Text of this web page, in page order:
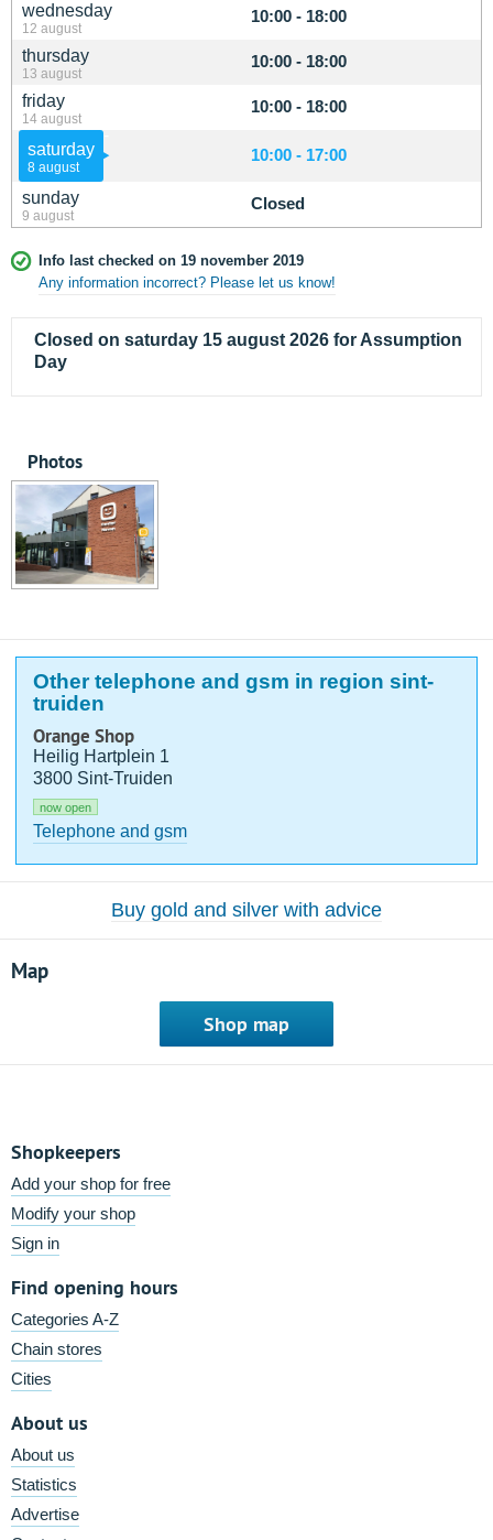
wednesday
12 august
10:00 - 18:00
thursday
13 august
10:00 - 18:00
friday
14 august
10:00 - 18:00
saturday
8 august
10:00 - 17:00
sunday
9 august
Closed
Info last checked on 19 november 2019
Any information incorrect? Please let us know!
Closed on saturday 15 august 2026 for Assumption
Day
Photos
Other telephone and gsm in region sint-
truiden
Orange Shop
Heilig Hartplein 1
3800 Sint-Truiden
now open
Telephone and gsm
Buy gold and silver with advice
Map
Shop map
Shopkeepers
Add your shop for free
Modify your shop
Sign in
Find opening hours
Categories A-Z
Chain stores
Cities
About us
About us
Statistics
Advertise